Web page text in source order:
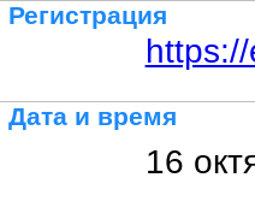
Регистрация
Дата и время
16